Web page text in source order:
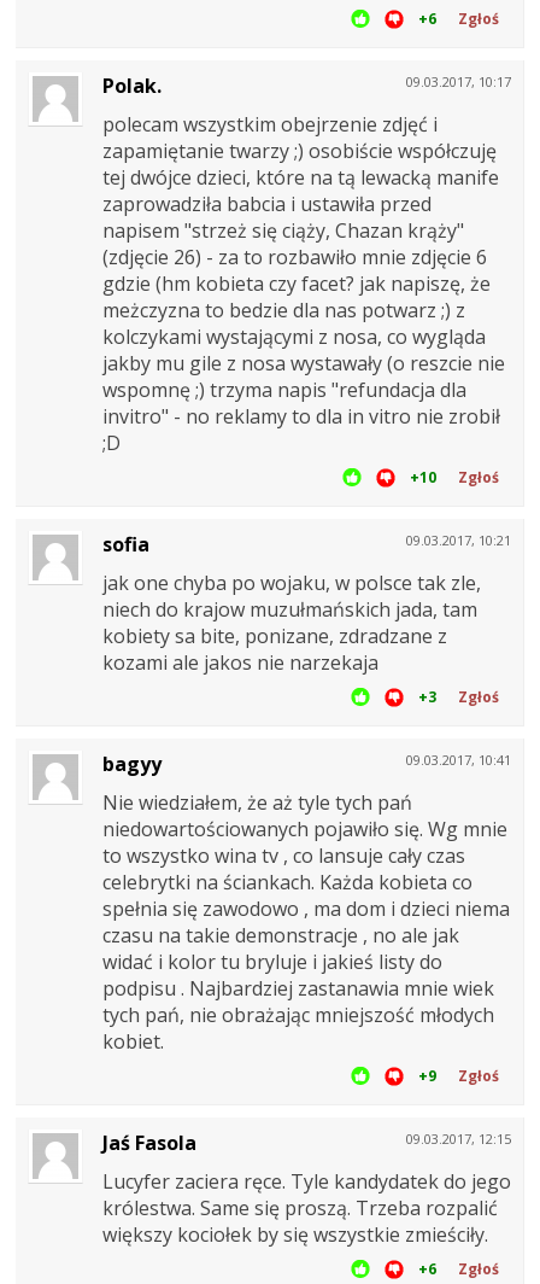
+6 Zgłoś
09.03.2017, 10:17
Polak.
polecam wszystkim obejrzenie zdjęć i
zapamiętanie twarzy ;) osobiście współczuję
tej dwójce dzieci, które na tą lewacką manife
zaprowadziła babcia i ustawiła przed
napisem "strzeż się ciąży, Chazan krąży"
(zdjęcie 26) - za to rozbawiło mnie zdjęcie 6
gdzie (hm kobieta czy facet? jak napiszę, że
meżczyzna to bedzie dla nas potwarz ;) z
kolczykami wystającymi z nosa, co wygląda
jakby mu gile z nosa wystawały (o reszcie nie
wspomnę ;) trzyma napis "refundacja dla
invitro" - no reklamy to dla in vitro nie zrobił
;D
+10 Zgłoś
09.03.2017, 10:21
sofia
jak one chyba po wojaku, w polsce tak zle,
niech do krajow muzułmańskich jada, tam
kobiety sa bite, ponizane, zdradzane z
kozami ale jakos nie narzekaja
+3 Zgłoś
09.03.2017, 10:41
bagyy
Nie wiedziałem, że aż tyle tych pań
niedowartościowanych pojawiło się. Wg mnie
to wszystko wina tv , co lansuje cały czas
celebrytki na ściankach. Każda kobieta co
spełnia się zawodowo , ma dom i dzieci niema
czasu na takie demonstracje , no ale jak
widać i kolor tu bryluje i jakieś listy do
podpisu . Najbardziej zastanawia mnie wiek
tych pań, nie obrażając mniejszość młodych
kobiet.
+9 Zgłoś
09.03.2017, 12:15
Jaś Fasola
Lucyfer zaciera ręce. Tyle kandydatek do jego
królestwa. Same się proszą. Trzeba rozpalić
większy kociołek by się wszystkie zmieściły.
+6 Zgłoś